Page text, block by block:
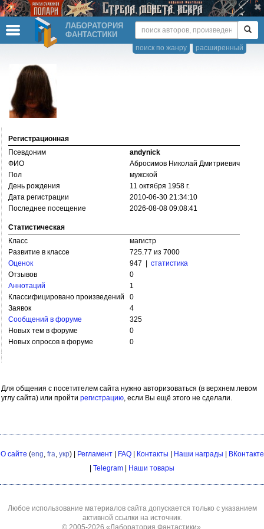
ЛАБОРАТОРИЯ
ФАНТАСТИКИ
расширенный
поиск по жанру
Регистрационная
Псевдоним
andynick
ФИО
Абросимов Николай Дмитриевич
Пол
мужской
День рождения
11 октября 1958 г.
Дата регистрации
2010-06-30 21:34:10
Последнее посещение
2026-08-08 09:08:41
Статистическая
Класс
магистр
Развитие в классе
725.77 из 7000
Оценок
947 | статистика
Отзывов
0
Аннотаций
1
Классифицировано произведений
0
Заявок
4
Сообщений в форуме
325
Новых тем в форуме
0
Новых опросов в форуме
0
Для общения с посетителем сайта нужно авторизоваться (в верхнем левом
углу сайта) или пройти регистрацию, если Вы ещё этого не сделали.
О сайте (eng, fra, укр) | Регламент| FAQ| Контакты Наши награды
ВКонтакте
Telegram Наши товары
Любое использование материалов сайта допускается только с указанием
активной ссылки на источник.
© 2005-2026 «Лаборатория Фантастики»